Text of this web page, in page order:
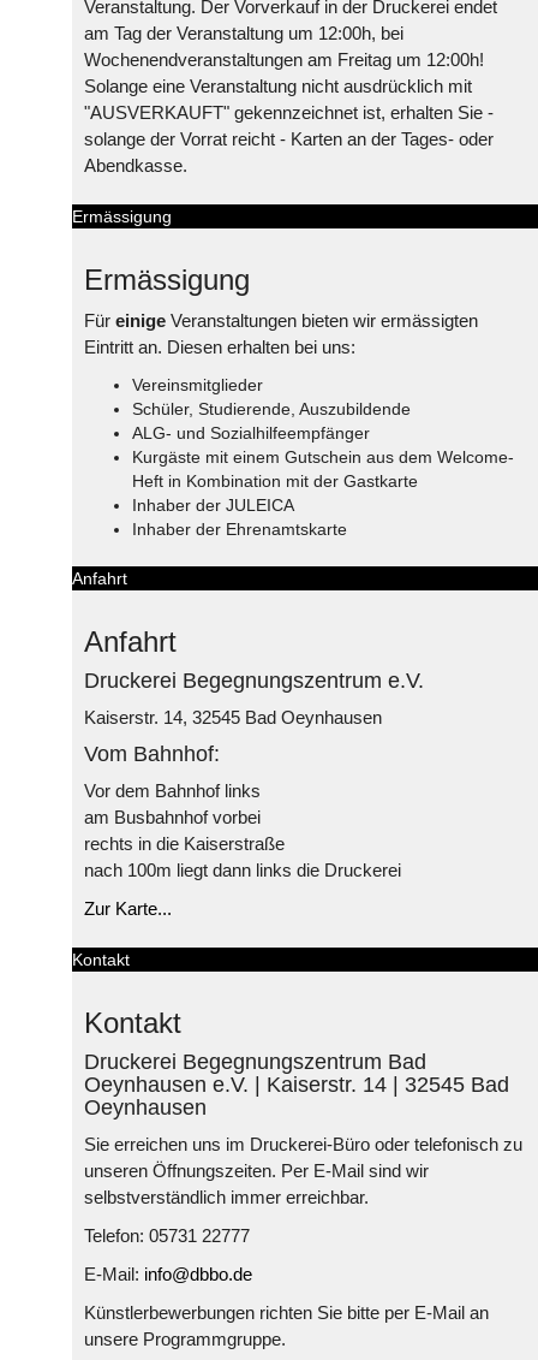
Veranstaltung. Der Vorverkauf in der Druckerei endet
am Tag der Veranstaltung um 12:00h, bei
Wochenendveranstaltungen am Freitag um 12:00h!
Solange eine Veranstaltung nicht ausdrücklich mit
"AUSVERKAUFT" gekennzeichnet ist, erhalten Sie -
solange der Vorrat reicht - Karten an der Tages- oder
Abendkasse.
Ermässigung
Ermässigung
Für einige Veranstaltungen bieten wir ermässigten
Eintritt an. Diesen erhalten bei uns:
Vereinsmitglieder
Schüler, Studierende, Auszubildende
ALG- und Sozialhilfeempfänger
Kurgäste mit einem Gutschein aus dem Welcome-
Heft in Kombination mit der Gastkarte
Inhaber der JULEICA
Inhaber der Ehrenamtskarte
Anfahrt
Anfahrt
Druckerei Begegnungszentrum e.V.
Kaiserstr. 14, 32545 Bad Oeynhausen
Vom Bahnhof:
Vor dem Bahnhof links
am Busbahnhof vorbei
rechts in die Kaiserstraße
nach 100m liegt dann links die Druckerei
Zur Karte...
Kontakt
Kontakt
Druckerei Begegnungszentrum Bad
Oeynhausen e.V. | Kaiserstr. 14 | 32545 Bad
Oeynhausen
Sie erreichen uns im Druckerei-Büro oder telefonisch zu
unseren Öffnungszeiten. Per E-Mail sind wir
selbstverständlich immer erreichbar.
Telefon: 05731 22777
E-Mail: info@dbbo.de
Künstlerbewerbungen richten Sie bitte per E-Mail an
unsere Programmgruppe.